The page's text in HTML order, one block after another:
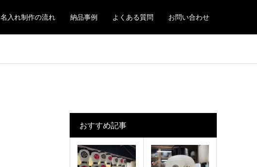
名入れ制作の流れ 納品事例 よくある質問 お問い合わせ
おすすめ記事